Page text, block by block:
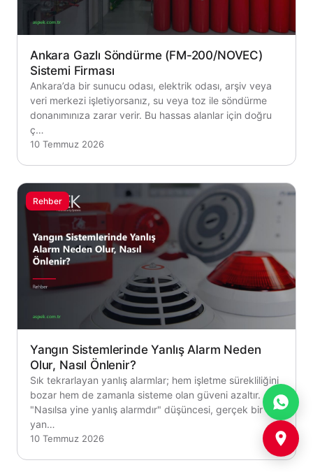
Ankara Gazlı Söndürme (FM-200/NOVEC)
Sistemi Firması
Ankara’da bir sunucu odası, elektrik odası, arşiv veya
veri merkezi işletiyorsanız, su veya toz ile söndürme
donanımınıza zarar verir. Bu hassas alanlar için doğru
ç…
10 Temmuz 2026
Rehber
Yangın Sistemlerinde Yanlış Alarm Neden
Olur, Nasıl Önlenir?
Sık tekrarlayan yanlış alarmlar; hem işletme sürekliliğini
bozar hem de zamanla sisteme olan güveni azaltır.
"Nasılsa yine yanlış alarmdır" düşüncesi, gerçek bir
yan…
10 Temmuz 2026